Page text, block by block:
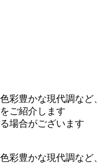
彩豊かな現代調な
ご紹介します
場合がございます
彩豊かな現代調な